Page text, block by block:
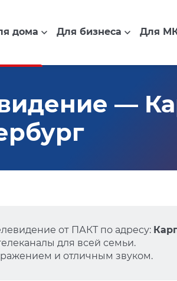
дома Для бизнеса Для
—
от ПАКТ по адресу:
для всей семьи.
и отличным звуком.